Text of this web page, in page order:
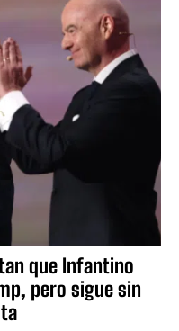
que Infantino
pero sigue sin